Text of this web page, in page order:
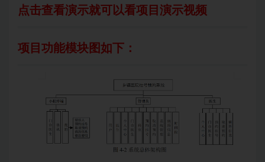
点击查看演示就可以看项目演示视频
项目功能模块图如下：